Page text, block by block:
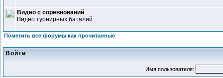
Видео с соревнований
Видео турнирных баталий
Пометить все форумы как прочитанные
Войти
Имя пользователя: